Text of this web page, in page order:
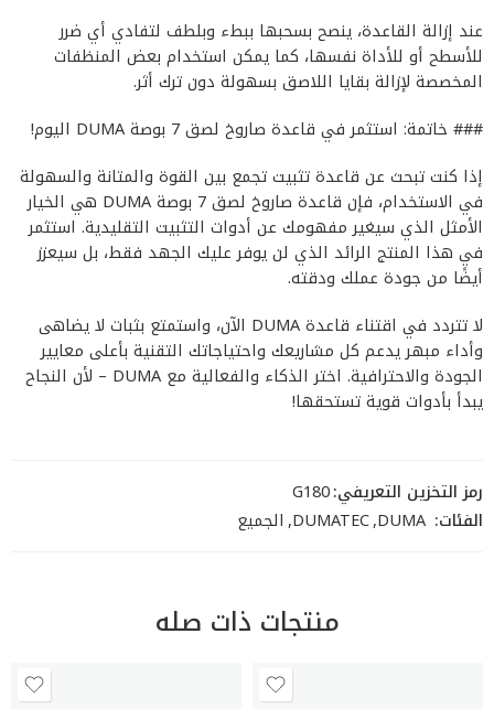
عند إزالة القاعدة، ينصح بسحبها ببطء وبلطف لتفادي أي ضرر
للأسطح أو للأداة نفسها، كما يمكن استخدام بعض المنظفات
المخصصة لإزالة بقايا اللاصق بسهولة دون ترك أثر.
### خاتمة: استثمر في قاعدة صاروخ لصق 7 بوصة DUMA اليوم!
إذا كنت تبحث عن قاعدة تثبيت تجمع بين القوة والمتانة والسهولة
في الاستخدام، فإن قاعدة صاروخ لصق 7 بوصة DUMA هي الخيار
الأمثل الذي سيغير مفهومك عن أدوات التثبيت التقليدية. استثمر
في هذا المنتج الرائد الذي لن يوفر عليك الجهد فقط، بل سيعزز
أيضًا من جودة عملك ودقته.
لا تتردد في اقتناء قاعدة DUMA الآن، واستمتع بثبات لا يضاهى
وأداء مبهر يدعم كل مشاريعك واحتياجاتك التقنية بأعلى معايير
الجودة والاحترافية. اختر الذكاء والفعالية مع DUMA – لأن النجاح
يبدأ بأدوات قوية تستحقها!
رمز التخزين التعريفي:G180
الفئات: DUMA
,
DUMATEC
,الجميع
منتجات ذات صله